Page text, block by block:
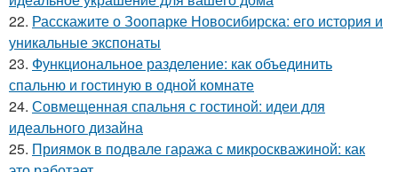
22. Расскажите о Зоопарке Новосибирска: его история и
уникальные экспонаты
23. Функциональное разделение: как объединить
спальню и гостиную в одной комнате
24. Совмещенная спальня с гостиной: идеи для
идеального дизайна
25. Приямок в подвале гаража с микроскважиной: как